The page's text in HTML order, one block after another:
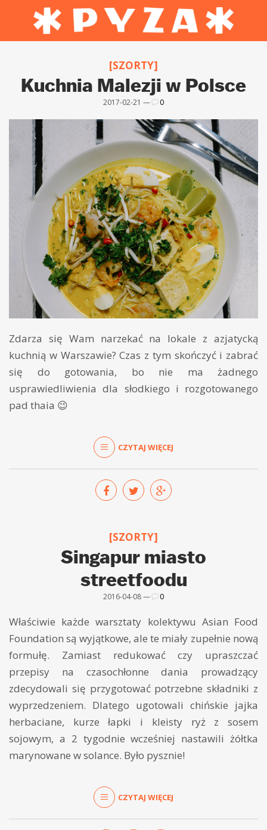
[SZORTY]
Kuchnia Malezji w Polsce
2017-02-21 — 0
Zdarza się Wam narzekać na lokale z azjatycką
kuchnią w Warszawie? Czas z tym skończyć i zabrać
się do gotowania, bo nie ma żadnego
usprawiedliwienia dla słodkiego i rozgotowanego
pad thaia 😉
CZYTAJ WIĘCEJ
[SZORTY]
Singapur miasto
streetfoodu
2016-04-08 — 0
Właściwie każde warsztaty kolektywu Asian Food
Foundation są wyjątkowe, ale te miały zupełnie nową
formułę. Zamiast redukować czy upraszczać
przepisy na czasochłonne dania prowadzący
zdecydowali się przygotować potrzebne składniki z
wyprzedzeniem. Dlatego ugotowali chińskie jajka
herbaciane, kurze łapki i kleisty ryż z sosem
sojowym, a 2 tygodnie wcześniej nastawili żółtka
marynowane w solance. Było pysznie!
CZYTAJ WIĘCEJ